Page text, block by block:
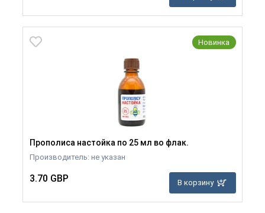
Новинка
Прополиса настойка по 25 мл во флак.
Производитель: не указан
3.70 GBP В корзину